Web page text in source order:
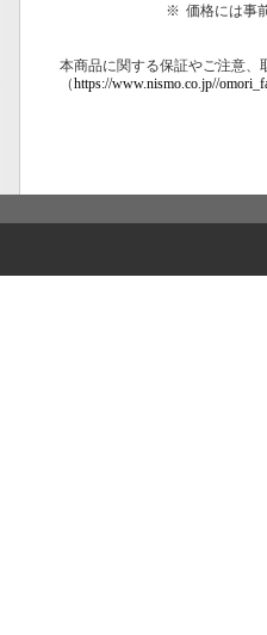
※ 価格には事
本商品に関する保証やご注意、
（https://www.nismo.co.jp//